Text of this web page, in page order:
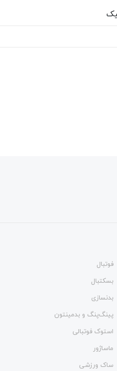
فوتبال
بسکتبال
بدنسازی
پینگ‌پنگ و بدمينتون
استوک فوتبالی
ماساژور
ساک ورزشی